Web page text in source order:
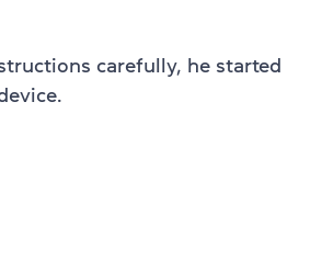
carefully, he started